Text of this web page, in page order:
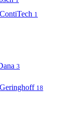
ContiTech 1
3
Geringhoff 18